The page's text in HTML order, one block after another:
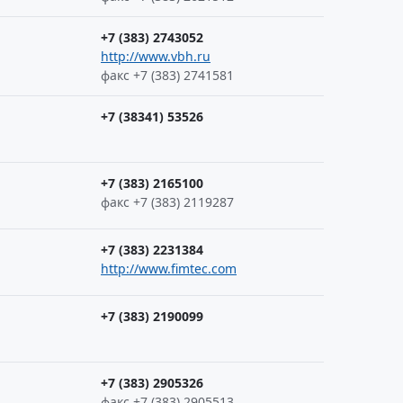
+7 (383) 2743052
http://www.vbh.ru
факс +7 (383) 2741581
+7 (38341) 53526
+7 (383) 2165100
факс +7 (383) 2119287
+7 (383) 2231384
http://www.fimtec.com
+7 (383) 2190099
+7 (383) 2905326